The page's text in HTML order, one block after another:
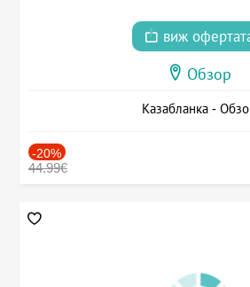
виж
Обзор
Казабланка -
-20%
44.99€